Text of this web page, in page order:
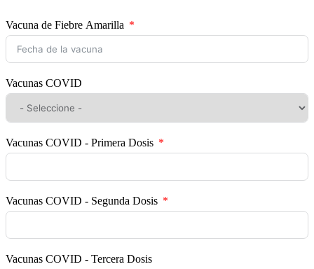
Vacuna de Fiebre Amarilla
Vacunas COVID
Vacunas COVID - Primera Dosis
Vacunas COVID - Segunda Dosis
Vacunas COVID - Tercera Dosis